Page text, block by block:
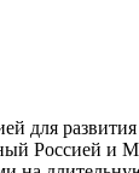
для
Россией и